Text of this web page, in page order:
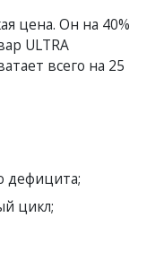
цена. Он на 40%
ULTRA
всего на 25
дефицита;
цикл;